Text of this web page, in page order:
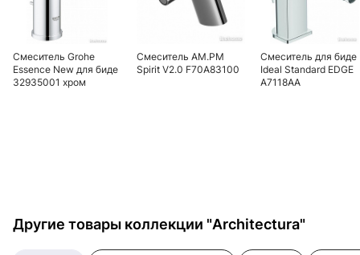
Смеситель Grohe
Essence New для биде
32935001 хром
Смеситель AM.PM
Spirit V2.0 F70A83100
Смеситель для биде
Ideal Standard EDGE
A7118AA
Другие товары коллекции "Architectura"